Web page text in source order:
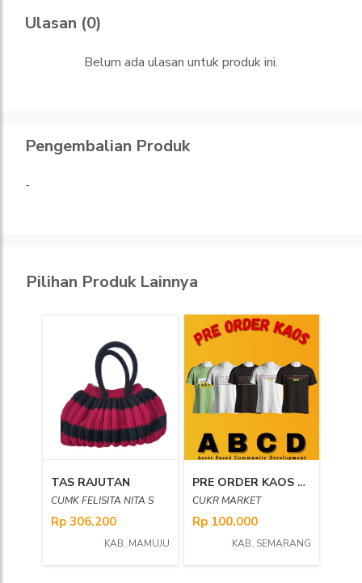
Ulasan (0)
Belum ada ulasan untuk produk ini.
Pengembalian Produk
-
Pilihan Produk Lainnya
TAS RAJUTAN
CUMK FELISITA NITA S
Rp 306.200
KAB. MAMUJU
PRE ORDER KAOS ABCD (ASSET BASED COMMUNITY DEVELOPMENT)
CUKR MARKET
Rp 100.000
KAB. SEMARANG